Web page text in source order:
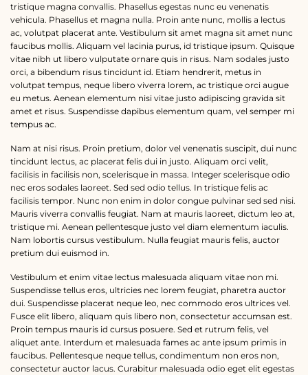
tristique magna convallis. Phasellus egestas nunc eu venenatis
vehicula. Phasellus et magna nulla. Proin ante nunc, mollis a lectus
ac, volutpat placerat ante. Vestibulum sit amet magna sit amet nunc
faucibus mollis. Aliquam vel lacinia purus, id tristique ipsum. Quisque
vitae nibh ut libero vulputate ornare quis in risus. Nam sodales justo
orci, a bibendum risus tincidunt id. Etiam hendrerit, metus in
volutpat tempus, neque libero viverra lorem, ac tristique orci augue
eu metus. Aenean elementum nisi vitae justo adipiscing gravida sit
amet et risus. Suspendisse dapibus elementum quam, vel semper mi
tempus ac.
Nam at nisi risus. Proin pretium, dolor vel venenatis suscipit, dui nunc
tincidunt lectus, ac placerat felis dui in justo. Aliquam orci velit,
facilisis in facilisis non, scelerisque in massa. Integer scelerisque odio
nec eros sodales laoreet. Sed sed odio tellus. In tristique felis ac
facilisis tempor. Nunc non enim in dolor congue pulvinar sed sed nisi.
Mauris viverra convallis feugiat. Nam at mauris laoreet, dictum leo at,
tristique mi. Aenean pellentesque justo vel diam elementum iaculis.
Nam lobortis cursus vestibulum. Nulla feugiat mauris felis, auctor
pretium dui euismod in.
Vestibulum et enim vitae lectus malesuada aliquam vitae non mi.
Suspendisse tellus eros, ultricies nec lorem feugiat, pharetra auctor
dui. Suspendisse placerat neque leo, nec commodo eros ultrices vel.
Fusce elit libero, aliquam quis libero non, consectetur accumsan est.
Proin tempus mauris id cursus posuere. Sed et rutrum felis, vel
aliquet ante. Interdum et malesuada fames ac ante ipsum primis in
faucibus. Pellentesque neque tellus, condimentum non eros non,
consectetur auctor lacus. Curabitur malesuada odio eget elit egestas